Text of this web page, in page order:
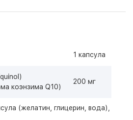
1 капсула
коэнзима Q10)
200 мг
(желатин, глицерин, вода),